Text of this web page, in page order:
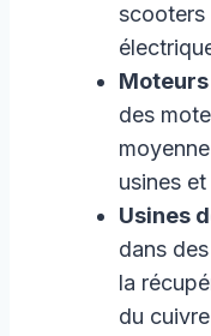
scooters
des
usines
Usines
dans
la
du